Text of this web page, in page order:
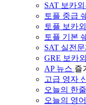
SAT 보카외
토플 중급
토플 보카외
토플 기본
SAT 실전문
GRE 보카
AP 뉴스 즐
고급 영자
오늘의 한
오늘의 영